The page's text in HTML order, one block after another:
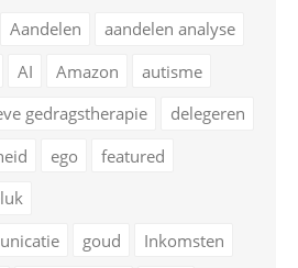
Aandelen
aandelen analyse
AI Amazon
autisme
gedragstherapie
delegeren
ego
featured
goud
Inkomsten